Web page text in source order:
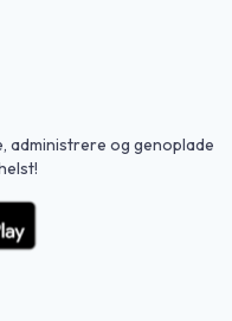
administrere og genoplade